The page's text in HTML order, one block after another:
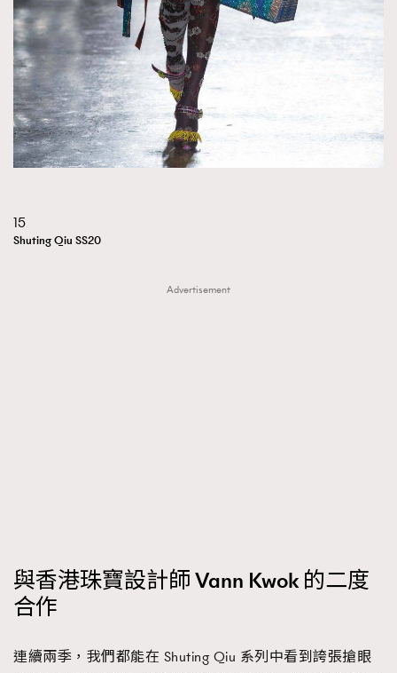
15
Shuting Qiu SS20
Advertisement
與香港珠寶設計師 Vann Kwok 的二度
合作
連續兩季，我們都能在 Shuting Qiu 系列中看到誇張搶眼